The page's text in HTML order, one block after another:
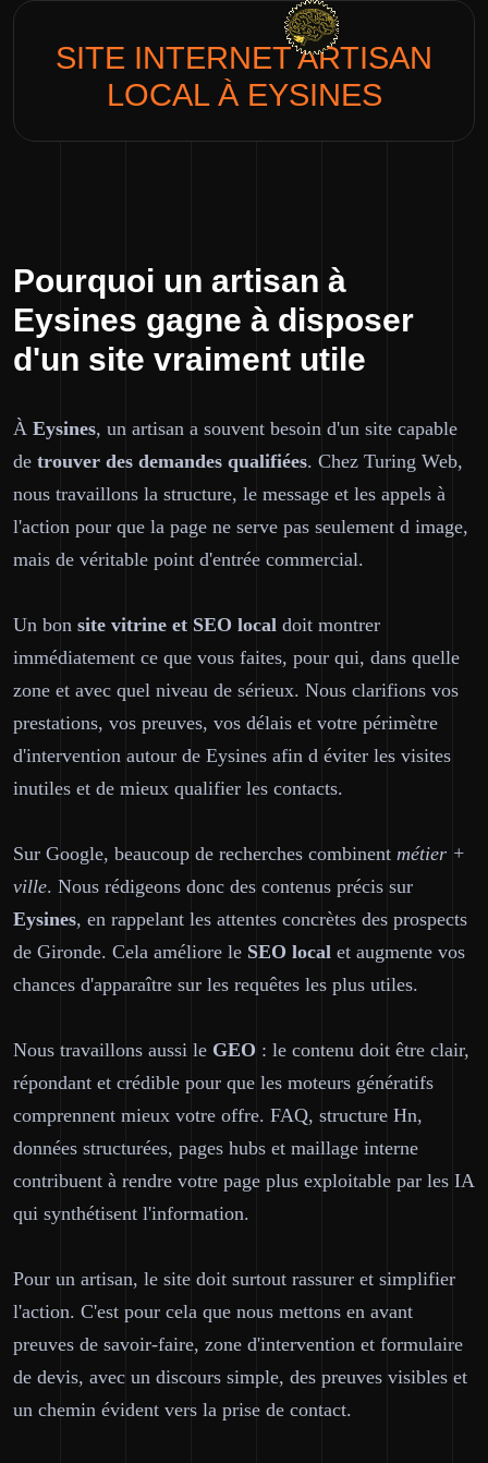
SITE INTERNETARTISAN
LOCALÀ EYSINES
Pourquoi un artisan à
Eysines gagne à disposer
d'un site vraiment utile
À Eysines, un artisan a souvent besoin d'un site capable
de trouver des demandes qualifiées. Chez Turing Web,
nous travaillons la structure, le message et les appels à
l'action pour que la page ne serve pas seulement d image,
mais de véritable point d'entrée commercial.
Un bon site vitrine et SEO local doit montrer
immédiatement ce que vous faites, pour qui, dans quelle
zone et avec quel niveau de sérieux. Nous clarifions vos
prestations, vos preuves, vos délais et votre périmètre
d'intervention autour de Eysines afin d éviter les visites
inutiles et de mieux qualifier les contacts.
Sur Google, beaucoup de recherches combinent métier +
ville. Nous rédigeons donc des contenus précis sur
Eysines, en rappelant les attentes concrètes des prospects
de Gironde. Cela améliore le SEO local et augmente vos
chances d'apparaître sur les requêtes les plus utiles.
Nous travaillons aussi le GEO : le contenu doit être clair,
répondant et crédible pour que les moteurs génératifs
comprennent mieux votre offre. FAQ, structure Hn,
données structurées, pages hubs et maillage interne
contribuent à rendre votre page plus exploitable par les IA
qui synthétisent l'information.
Pour un artisan, le site doit surtout rassurer et simplifier
l'action. C'est pour cela que nous mettons en avant
preuves de savoir-faire, zone d'intervention et formulaire
de devis, avec un discours simple, des preuves visibles et
un chemin évident vers la prise de contact.